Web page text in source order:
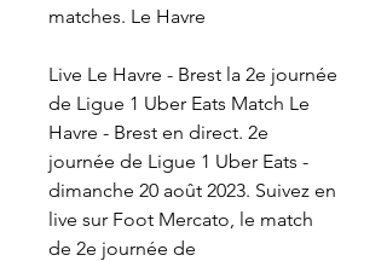
matches. Le Havre
Live Le Havre - Brest la 2e journée
de Ligue 1 Uber Eats Match Le
Havre - Brest en direct. 2e
journée de Ligue 1 Uber Eats -
dimanche 20 août 2023. Suivez en
live sur Foot Mercato, le match
de 2e journée de